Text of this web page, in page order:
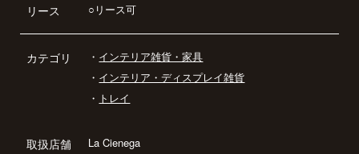
リース ○リース可
カテゴリ ・ インテリア雑貨・家具
・ インテリア・ディスプレイ雑貨
・ トレイ
取扱店舗
La Cienega